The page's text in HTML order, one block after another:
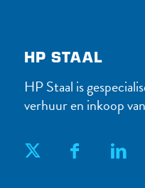
HP STAAL
HP Staal is
verhuur en inkoop